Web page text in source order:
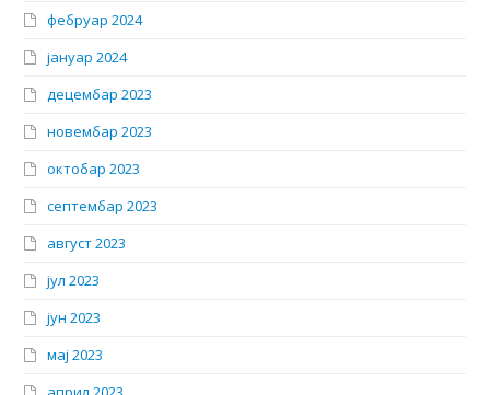
фебруар 2024
јануар 2024
децембар 2023
новембар 2023
октобар 2023
септембар 2023
август 2023
јул 2023
јун 2023
мај 2023